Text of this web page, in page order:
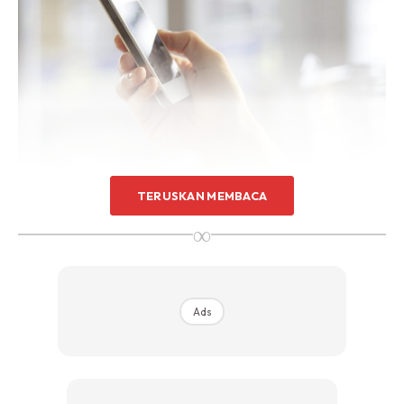
3.Baca surah Al-Mulk setiap malam . (contohnya Setkan
TERUSKAN MEMBACA
∞
Ads